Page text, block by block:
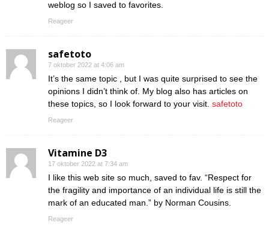
weblog so I saved to favorites.
Reageer
safetoto
7 oktober 2022 at 4:06 am
It’s the same topic , but I was quite surprised to see the
opinions I didn’t think of. My blog also has articles on
these topics, so I look forward to your visit. safetoto
Reageer
Vitamine D3
17 oktober 2022 at 7:34 am
I like this web site so much, saved to fav. “Respect for
the fragility and importance of an individual life is still the
mark of an educated man.” by Norman Cousins.
Reageer